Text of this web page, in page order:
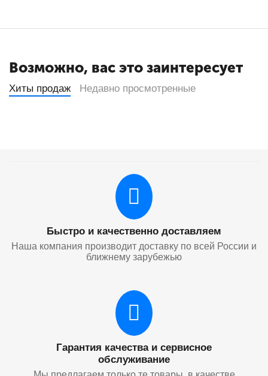
Возможно, вас это заинтересует
Хиты продаж Недавно просмотренные
Быстро и качественно доставляем
Наша компания производит доставку по всей России и
ближнему зарубежью
Гарантия качества и сервисное
обслуживание